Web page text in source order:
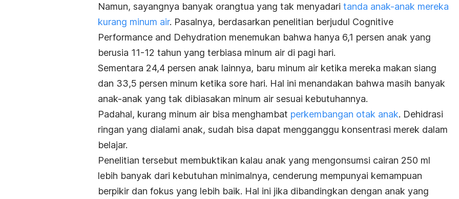
Namun, sayangnya banyak orangtua yang tak menyadari tanda anak-anak mereka
kurang minum air. Pasalnya, berdasarkan penelitian berjudul Cognitive
Performance and Dehydration menemukan bahwa hanya 6,1 persen anak yang
berusia 11-12 tahun yang terbiasa minum air di pagi hari.
Sementara 24,4 persen anak lainnya, baru minum air ketika mereka makan siang
dan 33,5 persen minum ketika sore hari. Hal ini menandakan bahwa masih banyak
anak-anak yang tak dibiasakan minum air sesuai kebutuhannya.
Padahal, kurang minum air bisa menghambat perkembangan otak anak. Dehidrasi
ringan yang dialami anak, sudah bisa dapat mengganggu konsentrasi merek dalam
belajar.
Penelitian tersebut membuktikan kalau anak yang mengonsumsi cairan 250 ml
lebih banyak dari kebutuhan minimalnya, cenderung mempunyai kemampuan
berpikir dan fokus yang lebih baik. Hal ini jika dibandingkan dengan anak yang